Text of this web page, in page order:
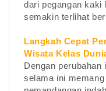
dari pegangan kaki
semakin terlihat
Langkah Cepat
Wisata Kelas
Dengan perubahan
selama ini